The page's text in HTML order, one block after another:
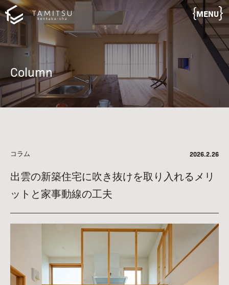
MENU
Column
コラム 2026.2.26
出雲の新築住宅に吹き抜けを取り入れるメリ
ットと家事動線の工夫